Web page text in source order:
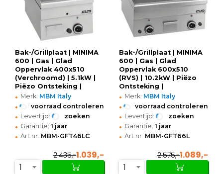
Bak-/Grillplaat | MINIMA
600 | Gas | Glad
Oppervlak 400x510
(Verchroomd) | 5.1kW |
Piëzo Ontsteking |
400x600x270(h)mm
• Merk: MBM Italy
• voorraad controleren
• Levertijd: zoeken
• Garantie: 1 jaar
• Art.nr: MBM-GFT46LC
2.435,-1.039,-
1
Bak-/Grillplaat | MINIMA
600 | Gas | Glad
Oppervlak 600x510
(RVS) | 10.2kW | Piëzo
Ontsteking |
600x600x270(h)mm
• Merk: MBM Italy
• voorraad controleren
• Levertijd: zoeken
• Garantie: 1 jaar
• Art.nr: MBM-GFT66L
2.575,-1.089,-
1